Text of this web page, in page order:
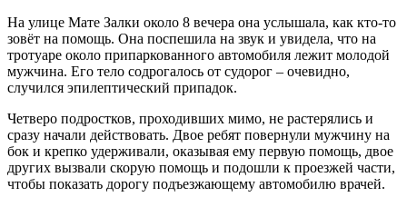
На улице Мате Залки около 8 вечера она услышала, как кто-то
зовёт на помощь. Она поспешила на звук и увидела, что на
тротуаре около припаркованного автомобиля лежит молодой
мужчина. Его тело содрогалось от судорог – очевидно,
случился эпилептический припадок.
Четверо подростков, проходивших мимо, не растерялись и
сразу начали действовать. Двое ребят повернули мужчину на
бок и крепко удерживали, оказывая ему первую помощь, двое
других вызвали скорую помощь и подошли к проезжей части,
чтобы показать дорогу подъезжающему автомобилю врачей.